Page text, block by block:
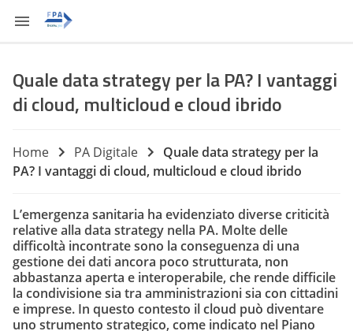
Quale data strategy per la PA? I vantaggi
di cloud, multicloud e cloud ibrido
Home PA Digitale
Quale data strategy per la
PA? I vantaggi di cloud, multicloud e cloud ibrido
L’emergenza sanitaria ha evidenziato diverse criticità
relative alla data strategy nella PA. Molte delle
difficoltà incontrate sono la conseguenza di una
gestione dei dati ancora poco strutturata, non
abbastanza aperta e interoperabile, che rende difficile
la condivisione sia tra amministrazioni sia con cittadini
e imprese. In questo contesto il cloud può diventare
uno strumento strategico, come indicato nel Piano